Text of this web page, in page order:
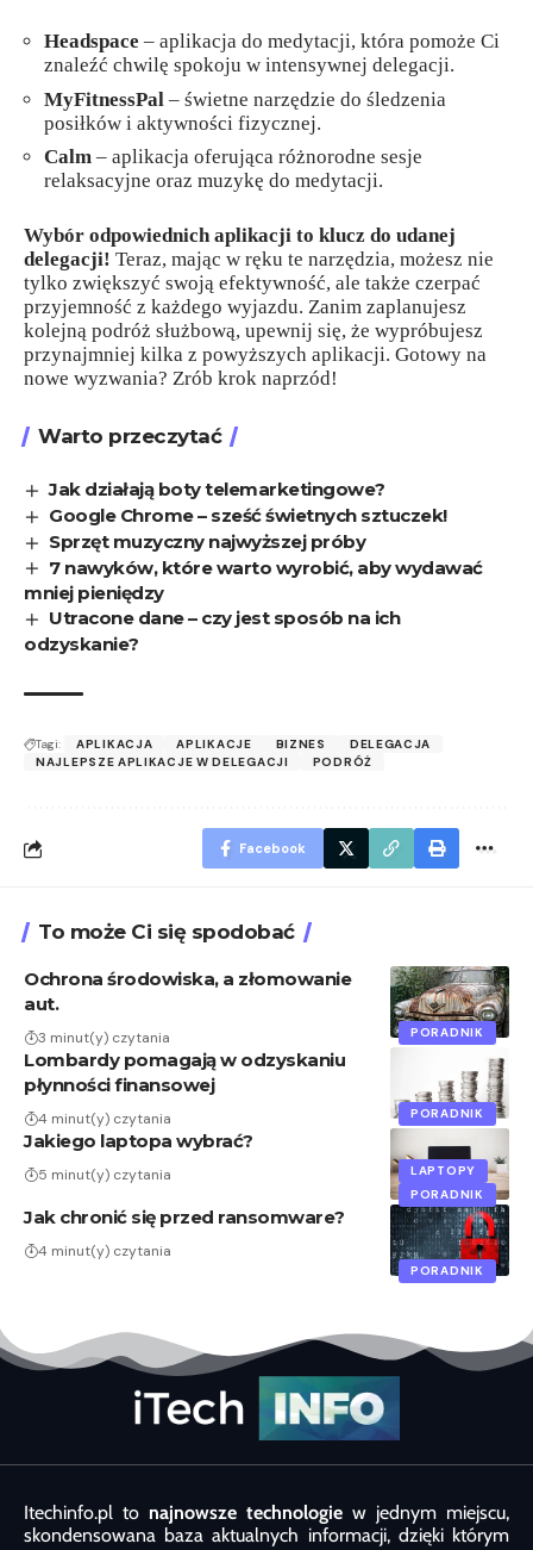
Headspace – aplikacja do medytacji, która pomoże Ci
znaleźć chwilę spokoju w intensywnej delegacji.
MyFitnessPal – świetne narzędzie do śledzenia
posiłków i aktywności fizycznej.
Calm – aplikacja oferująca różnorodne sesje
relaksacyjne oraz muzykę do medytacji.
Wybór odpowiednich aplikacji to klucz do udanej
delegacji! Teraz, mając w ręku te narzędzia, możesz nie
tylko zwiększyć swoją efektywność, ale także czerpać
przyjemność z każdego wyjazdu. Zanim zaplanujesz
kolejną podróż służbową, upewnij się, że wypróbujesz
przynajmniej kilka z powyższych aplikacji. Gotowy na
nowe wyzwania? Zrób krok naprzód!
Warto przeczytać
Jak działają boty telemarketingowe?
Google Chrome – sześć świetnych sztuczek!
Sprzęt muzyczny najwyższej próby
7 nawyków, które warto wyrobić, aby wydawać
mniej pieniędzy
Utracone dane – czy jest sposób na ich
odzyskanie?
Tagi: APLIKACJA APLIKACJE BIZNES
DELEGACJA
NAJLEPSZE APLIKACJE W DELEGACJI
PODRÓŻ
Facebook
To może Ci się spodobać
PORADNIK
Ochrona środowiska, a złomowanie
aut.
3 minut(y) czytania
PORADNIK
Lombardy pomagają w odzyskaniu
płynności finansowej
4 minut(y) czytania
LAPTOPY
PORADNIK
Jakiego laptopa wybrać?
5 minut(y) czytania
PORADNIK
Jak chronić się przed ransomware?
4 minut(y) czytania
Itechinfo.pl to najnowsze technologie w jednym miejscu,
skondensowana baza aktualnych informacji, dzięki którym